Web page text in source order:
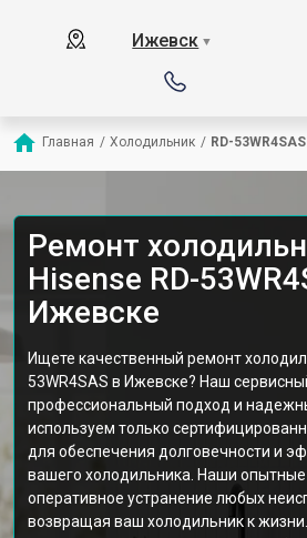
Ижевск ▼
Главная / Холодильник / RD-53WR4SAS
Ремонт
Hisense RD-
Ижевске
Ищете качественный ремонт
53WR4SAS в Ижевске? Наш
профессиональный подход и
используем только
для обеспечения долговечности и
вашего холодильника. Наши
оперативное устранение любых
возвращая ваш холодильник к